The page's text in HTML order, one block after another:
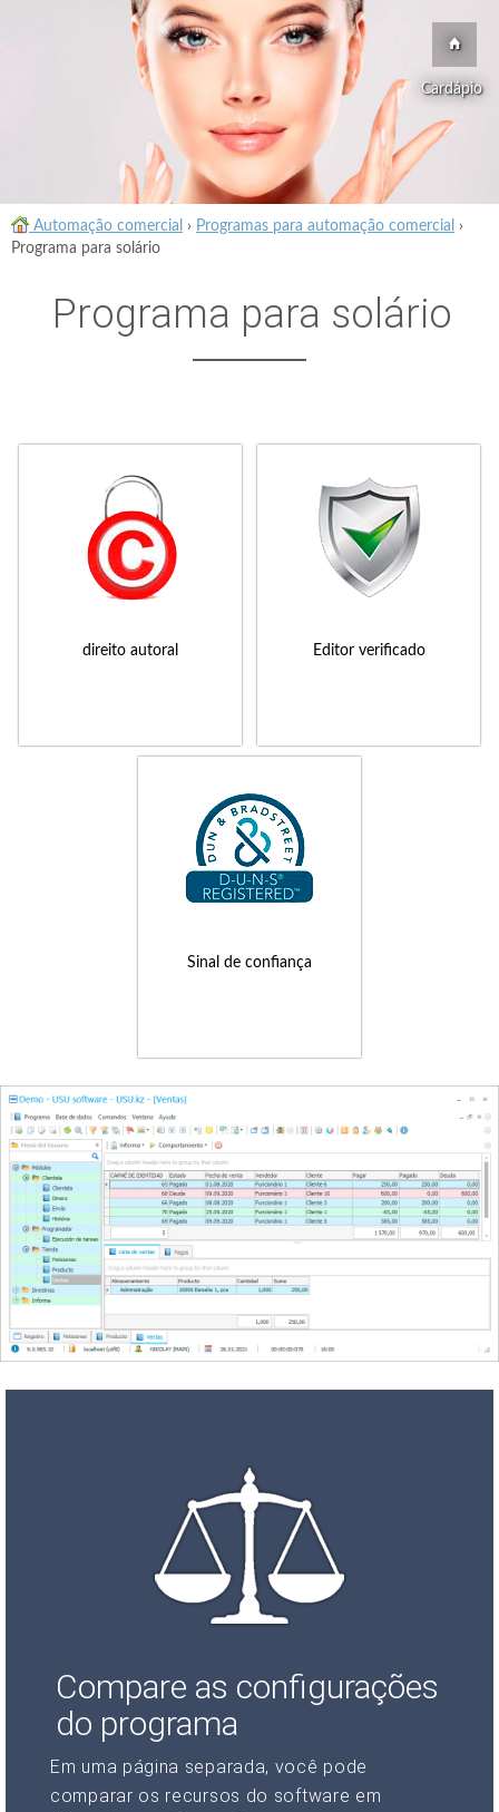
Cardápio
Automação comercial › Programas para automação comercial
›
Programa para solário
Programa para solário
direito autoral Editor verificado
Sinal de confiança
Compare as configurações
do programa
Em uma página separada, você pode
comparar os recursos do software em